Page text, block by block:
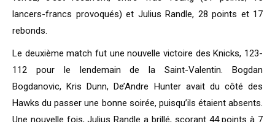
lancers-francs provoqués) et Julius Randle, 28 points et 17
rebonds.
Le deuxième match fut une nouvelle victoire des Knicks, 123-
112 pour le lendemain de la Saint-Valentin. Bogdan
Bogdanovic, Kris Dunn, De’Andre Hunter avait du côté des
Hawks du passer une bonne soirée, puisqu’ils étaient absents.
Une nouvelle fois, Julius Randle a brillé, scorant 44 points à 7